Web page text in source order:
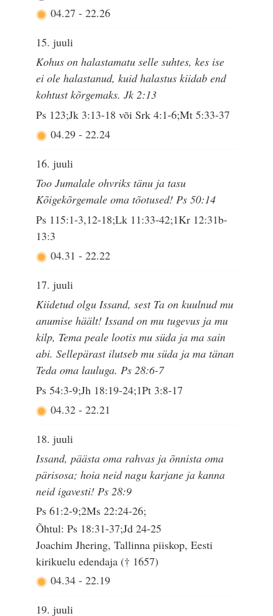
04.27 - 22.26
15. juuli
Kohus on halastamatu selle suhtes, kes ise
ei ole halastanud, kuid halastus kiidab end
kohtust kõrgemaks. Jk 2:13
Ps 123;Jk 3:13-18 või Srk 4:1-6;Mt 5:33-37
04.29 - 22.24
16. juuli
Too Jumalale ohvriks tänu ja tasu
Kõigekõrgemale oma tõotused! Ps 50:14
Ps 115:1-3,12-18;Lk 11:33-42;1Kr 12:31b-
13:3
04.31 - 22.22
17. juuli
Kiidetud olgu Issand, sest Ta on kuulnud mu
anumise häält! Issand on mu tugevus ja mu
kilp, Tema peale lootis mu süda ja ma sain
abi. Sellepärast ilutseb mu süda ja ma tänan
Teda oma lauluga. Ps 28:6-7
Ps 54:3-9;Jh 18:19-24;1Pt 3:8-17
04.32 - 22.21
18. juuli
Issand, päästa oma rahvas ja õnnista oma
pärisosa; hoia neid nagu karjane ja kanna
neid igavesti! Ps 28:9
Ps 61:2-9;2Ms 22:24-26;
Õhtul: Ps 18:31-37;Jd 24-25
Joachim Jhering, Tallinna piiskop, Eesti
kirikuelu edendaja († 1657)
04.34 - 22.19
19. juuli